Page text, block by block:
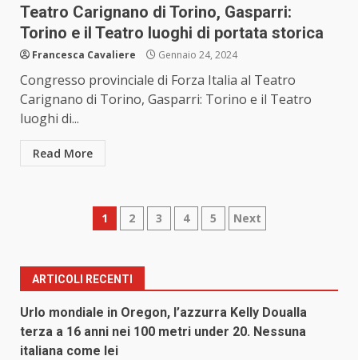
Teatro Carignano di Torino, Gasparri:
Torino e il Teatro luoghi di portata storica
Francesca Cavaliere Gennaio 24, 2024
Congresso provinciale di Forza Italia al Teatro
Carignano di Torino, Gasparri: Torino e il Teatro
luoghi di...
Read More
Paginazione
articoli
1 2 3 4 5 Next
ARTICOLI RECENTI
Urlo mondiale in Oregon, l’azzurra Kelly Doualla
terza a 16 anni nei 100 metri under 20. Nessuna
italiana come lei